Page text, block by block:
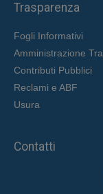
Trasparenza
Fogli Informativi
Amministrazione
Contributi Pubblici
Reclami e ABF
Usura
Contatti